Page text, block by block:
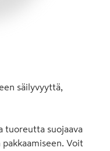
säilyvyyttä,
tuoreutta suojaava
Voit